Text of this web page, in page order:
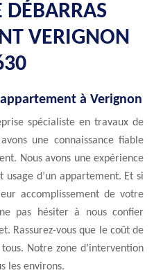
DÉBARRAS
VERIGNON
à Verignon
spécialiste en travaux de
une connaissance fiable
Nous avons une expérience
d’un appartement. Et si
accomplissement de votre
pas hésiter à nous confier
Rassurez-vous que le coût de
Notre zone d’intervention
les environs.